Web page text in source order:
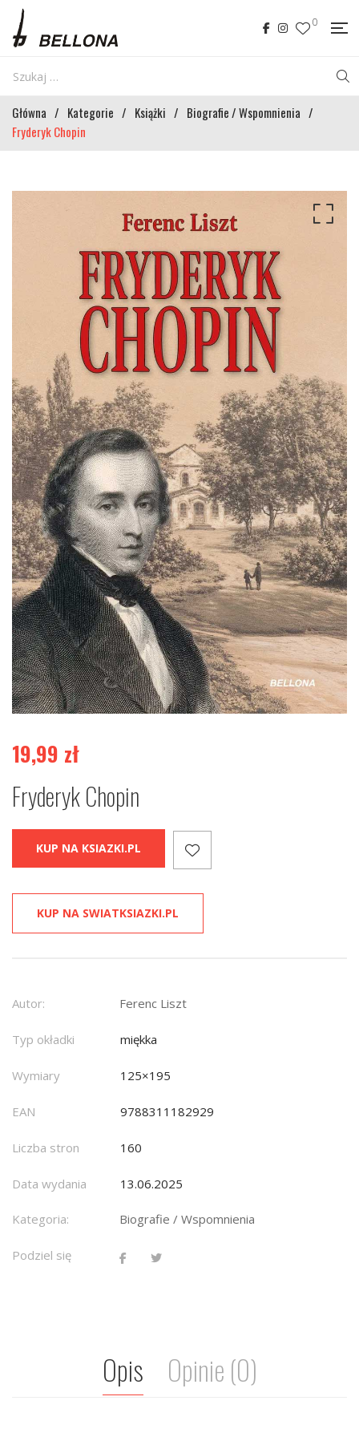
0
Główna / Kategorie / Książki / Biografie / Wspomnienia /
Fryderyk Chopin
19,99 zł
Fryderyk Chopin
KUP NA KSIAZKI.PL
KUP NA SWIATKSIAZKI.PL
Autor: Ferenc Liszt
Typ okładki miękka
Wymiary 125×195
EAN 9788311182929
Liczba stron 160
Data wydania 13.06.2025
Kategoria: Biografie / Wspomnienia
Podziel się
Opis Opinie (0)